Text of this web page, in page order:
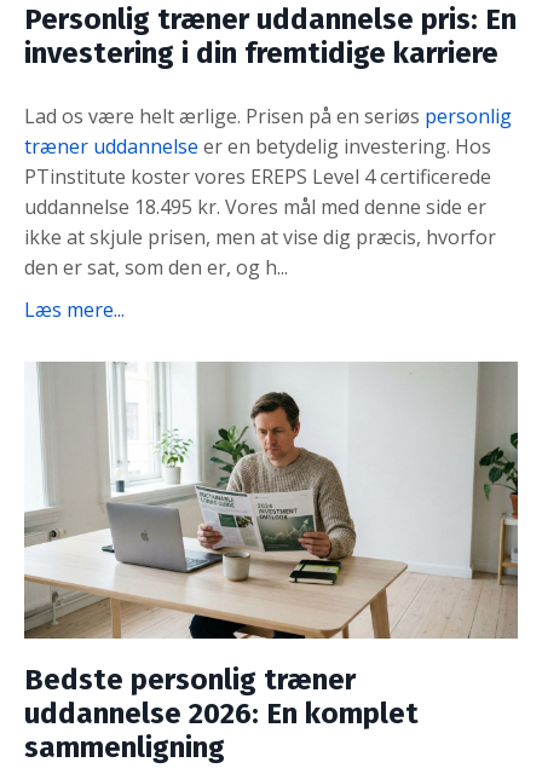
Personlig træner uddannelse pris: En
investering i din fremtidige karriere
Lad os være helt ærlige. Prisen på en seriøs personlig
træner uddannelse er en betydelig investering. Hos
PTinstitute koster vores EREPS Level 4 certificerede
uddannelse 18.495 kr. Vores mål med denne side er
ikke at skjule prisen, men at vise dig præcis, hvorfor
den er sat, som den er, og h...
Læs mere...
Bedste personlig træner
uddannelse 2026: En komplet
sammenligning